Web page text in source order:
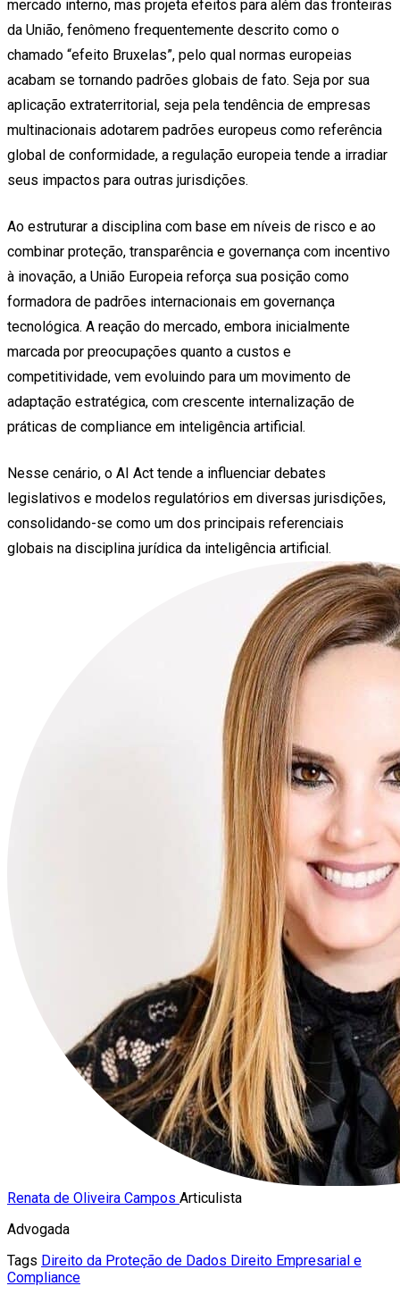
mercado interno, mas projeta efeitos para além das fronteiras
da União, fenômeno frequentemente descrito como o
chamado “efeito Bruxelas”, pelo qual normas europeias
acabam se tornando padrões globais de fato. Seja por sua
aplicação extraterritorial, seja pela tendência de empresas
multinacionais adotarem padrões europeus como referência
global de conformidade, a regulação europeia tende a irradiar
seus impactos para outras jurisdições.
Ao estruturar a disciplina com base em níveis de risco e ao
combinar proteção, transparência e governança com incentivo
à inovação, a União Europeia reforça sua posição como
formadora de padrões internacionais em governança
tecnológica. A reação do mercado, embora inicialmente
marcada por preocupações quanto a custos e
competitividade, vem evoluindo para um movimento de
adaptação estratégica, com crescente internalização de
práticas de compliance em inteligência artificial.
Nesse cenário, o AI Act tende a influenciar debates
legislativos e modelos regulatórios em diversas jurisdições,
consolidando-se como um dos principais referenciais
globais na disciplina jurídica da inteligência artificial.
Renata de Oliveira Campos Articulista
Advogada
Tags Direito da Proteção de Dados Direito Empresarial e
Compliance